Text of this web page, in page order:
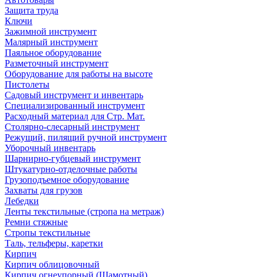
Защита труда
Ключи
Зажимной инструмент
Малярный инструмент
Паяльное оборудование
Разметочный инструмент
Оборудование для работы на высоте
Пистолеты
Садовый инструмент и инвентарь
Специализированный инструмент
Расходный материал для Стр. Мат.
Столярно-слесарный инструмент
Режущий, пилящий ручной инструмент
Уборочный инвентарь
Шарнирно-губцевый инструмент
Штукатурно-отделочные работы
Грузоподъемное оборудование
Захваты для грузов
Лебедки
Ленты текстильные (стропа на метраж)
Ремни стяжные
Стропы текстильные
Таль, тельферы, каретки
Кирпич
Кирпич облицовочный
Кирпич огнеупорный (Шамотный)